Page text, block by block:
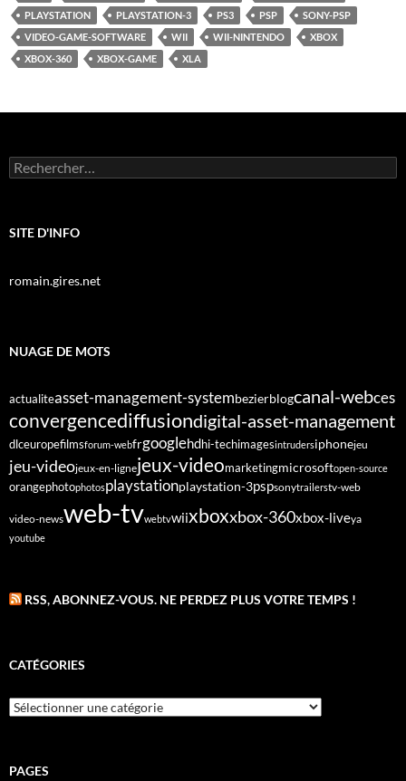
PLAYSTATION
PLAYSTATION-3 PS3 PSP
SONY-PSP
VIDEO-GAME-SOFTWARE
WII WII-NINTENDO
XBOX
XBOX-360
XBOX-GAME XLA
Rechercher :
SITE D'INFO
romain.gires.net
NUAGE DE MOTS
actualiteasset-management-systembezierblogcanal-webces
convergencediffusiondigital-asset-management
dlceuropefilmsforum-webfrgooglehdhi-techimagesintrudersiphonejeu
jeu-videojeux-en-lignejeux-videomarketingmicrosoftopen-source
orangephotophotosplaystationplaystation-3pspsonytrailerstv-web
video-newsweb-tvwebtvwiixboxxbox-360xbox-liveya
youtube
RSS, ABONNEZ-VOUS. NE PERDEZ PLUS VOTRE TEMPS !
CATÉGORIES
Catégories
PAGES